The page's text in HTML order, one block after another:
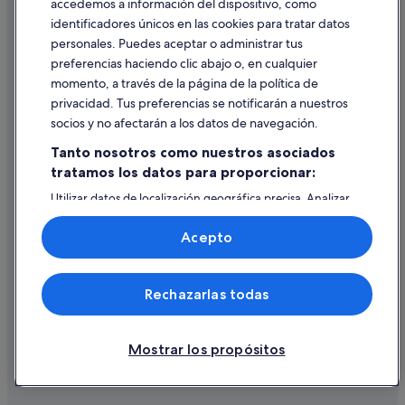
Ayuda
Cancelar un vuelo
Cancelar una reserva de hotel o de un alquiler vacacional
Utilizar un cupón de Expedia
Documentos para viajes internacionales
© 2026 Expedia, Inc., una empresa de Expedia Group. Todos los
derechos reservados. Expedia y el logotipo de Expedia son marcas
comerciales o marcas comerciales registradas de Expedia, Inc.
accedemos a información del dispositivo, como
identificadores únicos en las cookies para tratar datos
personales. Puedes aceptar o administrar tus
preferencias haciendo clic abajo o, en cualquier
momento, a través de la página de la política de
privacidad. Tus preferencias se notificarán a nuestros
socios y no afectarán a los datos de navegación.
Tanto nosotros como nuestros asociados
tratamos los datos para proporcionar:
Utilizar datos de localización geográfica precisa. Analizar
activamente las características del dispositivo para su
identificación. Almacenar la información en un dispositivo
y/o acceder a ella. Publicidad y contenido personalizados,
medición de publicidad y contenido, investigación de
audiencia y desarrollo de servicios.
Lista de asociados (proveedores)
Mostrar los propósitos
Rechazarlas todas
Acepto